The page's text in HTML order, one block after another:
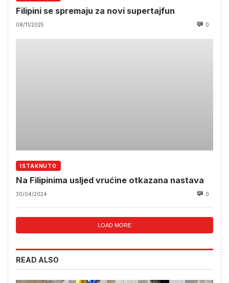
Filipini se spremaju za novi supertajfun
08/11/2025 0
ISTAKNUTO
Na Filipinima usljed vrućine otkazana nastava
30/04/2024 0
LOAD MORE
READ ALSO